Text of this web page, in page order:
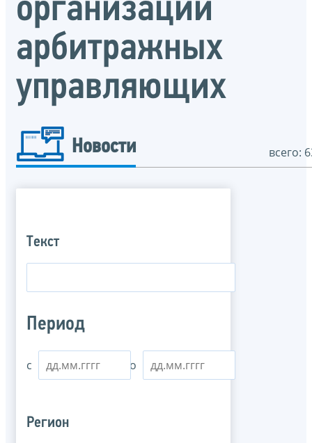
организации
арбитражных
управляющих
Новости всего:
Текст
Период
с по
Регион